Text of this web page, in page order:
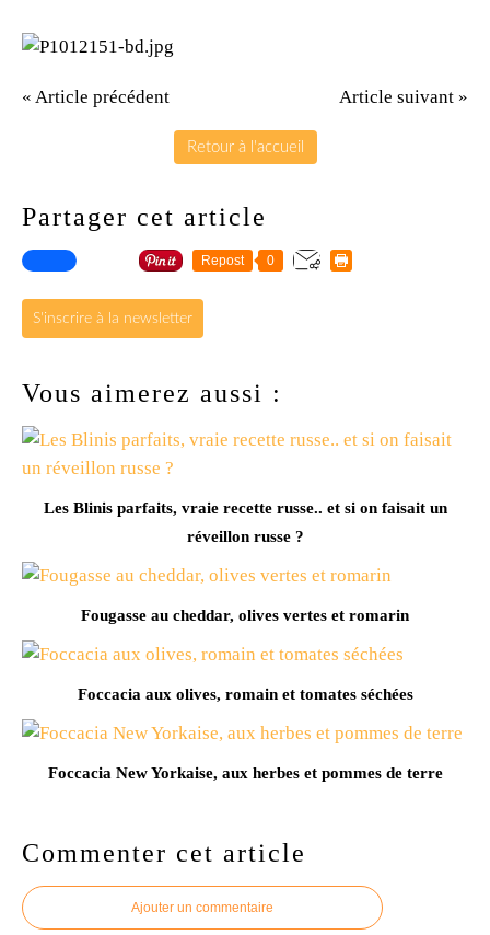
« Article précédent Article suivant »
Retour à l'accueil
Partager cet article
Repost 0
S'inscrire à la newsletter
Vous aimerez aussi :
Les Blinis parfaits, vraie recette russe.. et si on faisait un
réveillon russe ?
Fougasse au cheddar, olives vertes et romarin
Foccacia aux olives, romain et tomates séchées
Foccacia New Yorkaise, aux herbes et pommes de terre
Commenter cet article
Ajouter un commentaire